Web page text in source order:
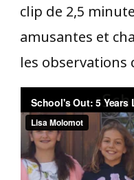
clip de 2,5
amusantes et
les observations